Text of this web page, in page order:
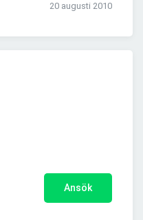
20 augusti 2010
Ansök